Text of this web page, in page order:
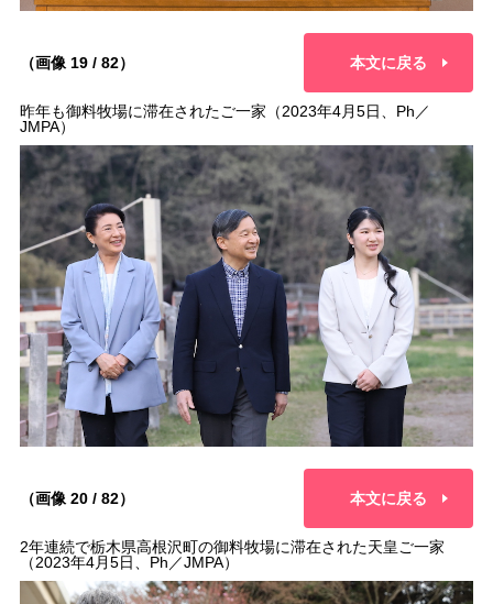
（画像 19 / 82） 本文に戻る
昨年も御料牧場に滞在されたご一家（2023年4月5日、Ph／
JMPA）
（画像 20 / 82） 本文に戻る
2年連続で栃木県高根沢町の御料牧場に滞在された天皇ご一家
（2023年4月5日、Ph／JMPA）